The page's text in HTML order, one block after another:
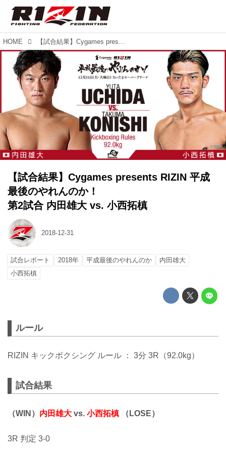
HOME 【試合結果】Cygames presents RIZIN 平成最後のやれんのか！ 第2試合 内田雄大 vs. 小西拓槙
【試合結果】Cygames presents RIZIN 平成
最後のやれんのか！
第2試合 内田雄大 vs. 小西拓槙
2018-12-31
試合レポート 2018年 平成最後のやれんのか
内田雄大
小西拓槙
ルール
RIZIN キックボクシング ルール ： 3分 3R（92.0kg）
試合結果
（WIN） 内田雄大 vs. 小西拓槙（LOSE）
3R 判定 3-0